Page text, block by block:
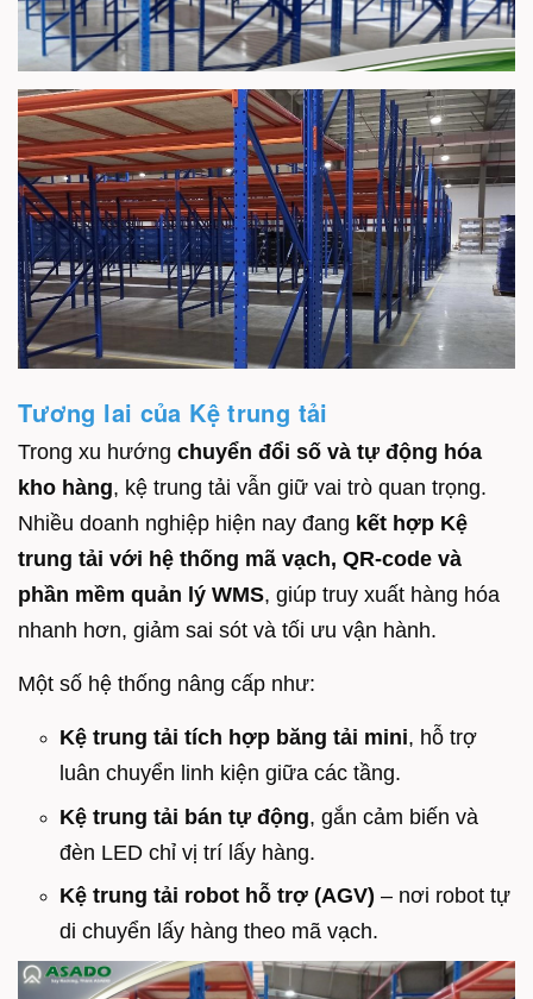
Tương lai của Kệ trung tải
Trong xu hướng chuyển đổi số và tự động hóa
kho hàng, kệ trung tải vẫn giữ vai trò quan trọng.
Nhiều doanh nghiệp hiện nay đang kết hợp Kệ
trung tải với hệ thống mã vạch, QR-code và
phần mềm quản lý WMS, giúp truy xuất hàng hóa
nhanh hơn, giảm sai sót và tối ưu vận hành.
Một số hệ thống nâng cấp như:
Kệ trung tải tích hợp băng tải mini, hỗ trợ
luân chuyển linh kiện giữa các tầng.
Kệ trung tải bán tự động, gắn cảm biến và
đèn LED chỉ vị trí lấy hàng.
Kệ trung tải robot hỗ trợ (AGV) – nơi robot tự
di chuyển lấy hàng theo mã vạch.